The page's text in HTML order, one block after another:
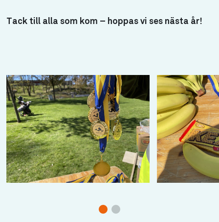
Tack till alla som kom – hoppas vi ses nästa år!